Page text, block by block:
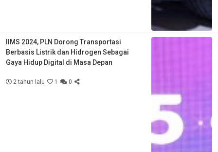
IIMS 2024, PLN Dorong Transportasi
Berbasis Listrik dan Hidrogen Sebagai
Gaya Hidup Digital di Masa Depan
2 tahun lalu 1 0